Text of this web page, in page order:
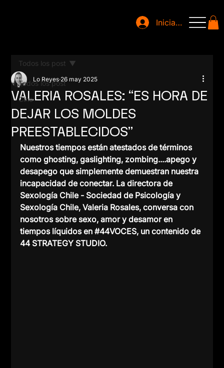
Iniciar sesión
Todos los post
Cine
Todos los post
VALERIA ROSALES: “ES HORA DE
DEJAR LOS MOLDES
PREESTABLECIDOS”
Lo Reyes 26 may 2025
Nuestros tiempos están atestados de términos
como ghosting, gaslighting, zombing....apego y
desapego que simplemente demuestran nuestra
incapacidad de conectar. La directora de
Sexología Chile - Sociedad de Psicología y
Sexología Chile, Valeria Rosales, conversa con
nosotros sobre sexo, amor y desamor en
tiempos líquidos en #44VOCES, un contenido de
44 STRATEGY STUDIO.